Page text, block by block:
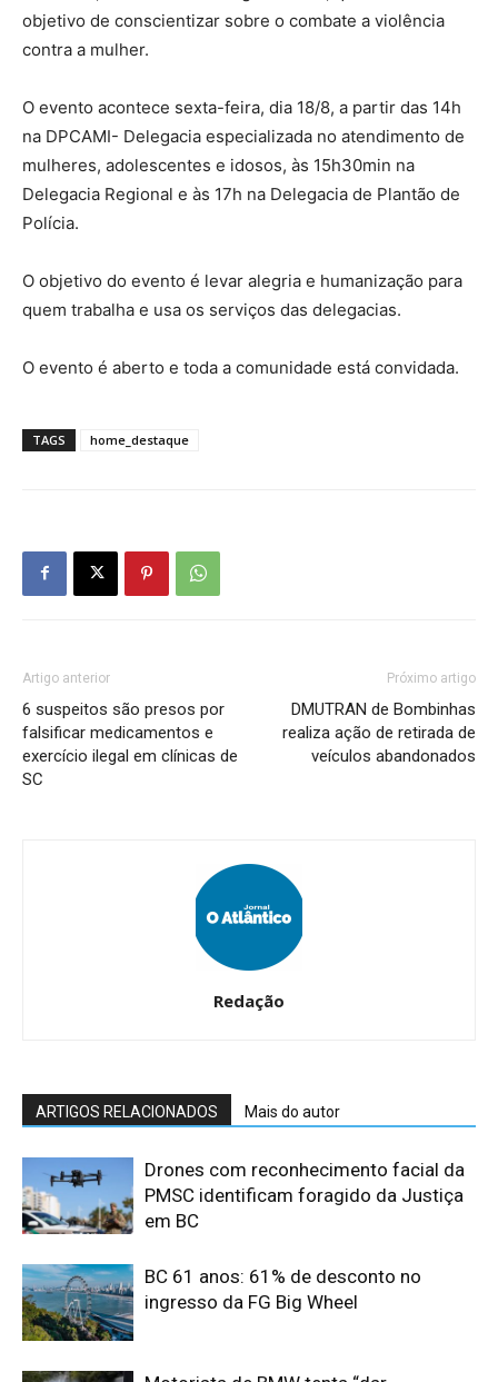
objetivo de conscientizar sobre o combate a violência
contra a mulher.
O evento acontece sexta-feira, dia 18/8, a partir das 14h
na DPCAMI- Delegacia especializada no atendimento de
mulheres, adolescentes e idosos, às 15h30min na
Delegacia Regional e às 17h na Delegacia de Plantão de
Polícia.
O objetivo do evento é levar alegria e humanização para
quem trabalha e usa os serviços das delegacias.
O evento é aberto e toda a comunidade está convidada.
TAGS home_destaque
Artigo anterior
6 suspeitos são presos por
falsificar medicamentos e
exercício ilegal em clínicas de
SC
Próximo artigo
DMUTRAN de Bombinhas
realiza ação de retirada de
veículos abandonados
Redação
ARTIGOS RELACIONADOS Mais do autor
Drones com reconhecimento facial da
PMSC identificam foragido da Justiça
em BC
BC 61 anos: 61% de desconto no
ingresso da FG Big Wheel